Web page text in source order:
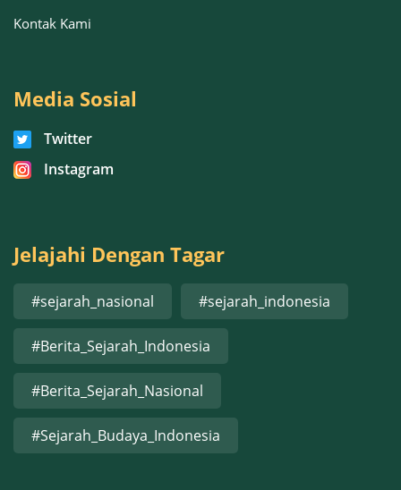
Kontak Kami
Media Sosial
Twitter
Instagram
Jelajahi Dengan Tagar
#sejarah_nasional #sejarah_indonesia
#Berita_Sejarah_Indonesia
#Berita_Sejarah_Nasional
#Sejarah_Budaya_Indonesia